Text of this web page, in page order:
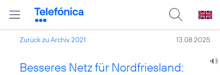
Zurück zu Archiv 2021 13.08.2025
Besseres Netz für Nordfriesland: